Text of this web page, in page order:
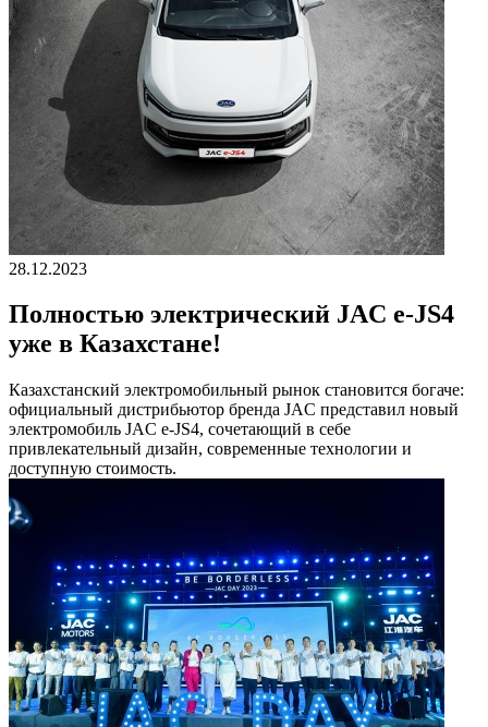
28.12.2023
Полностью электрический JAC e-JS4
уже в Казахстане!
Казахстанский электромобильный рынок становится богаче:
официальный дистрибьютор бренда JAC представил новый
электромобиль JAC e-JS4, сочетающий в себе
привлекательный дизайн, современные технологии и
доступную стоимость.